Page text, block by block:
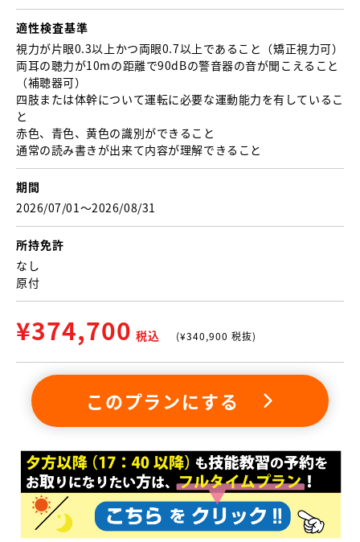
適性検査基準
視力が片眼0.3以上かつ両眼0.7以上であること （矯正視力可）
両耳の聴力が10mの距離で90dBの警音器の音が聞こえること
（補聴器可）
四肢または体幹について運転に必要な運動能力を有しているこ
と
赤色、青色、黄色の識別ができること
通常の読み書きが出来て内容が理解できること
期間
2026/07/01〜2026/08/31
所持免許
なし
原付
¥374,700 税込 (¥340,900 税抜)
このプランにする